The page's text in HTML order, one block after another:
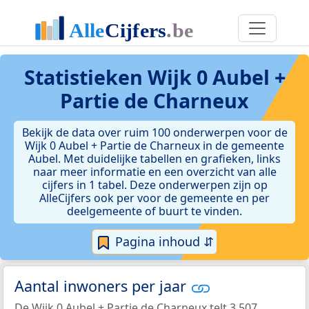
Statistieken Wijk 0 Aubel +
Partie de Charneux
Bekijk de data over ruim 100 onderwerpen voor de
Wijk 0 Aubel + Partie de Charneux in de gemeente
Aubel. Met duidelijke tabellen en grafieken, links
naar meer informatie en een overzicht van alle
cijfers in 1 tabel. Deze onderwerpen zijn op
AlleCijfers ook per voor de gemeente en per
deelgemeente of buurt te vinden.
Pagina inhoud ⇵
Aantal inwoners per jaar